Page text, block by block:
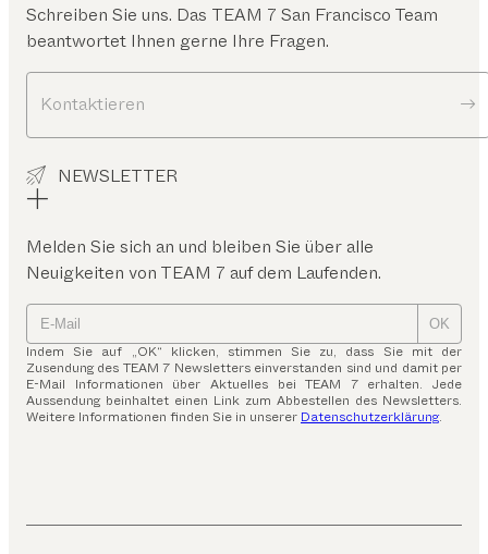
Schreiben Sie uns. Das TEAM 7 San Francisco Team
beantwortet Ihnen gerne Ihre Fragen.
Kontaktieren
NEWSLETTER
Melden Sie sich an und bleiben Sie über alle
Neuigkeiten von TEAM 7 auf dem Laufenden.
OK
Indem Sie auf „OK“ klicken, stimmen Sie zu, dass Sie mit der
Zusendung des TEAM 7 Newsletters einverstanden sind und damit per
E-Mail Informationen über Aktuelles bei TEAM 7 erhalten. Jede
Aussendung beinhaltet einen Link zum Abbestellen des Newsletters.
Weitere Informationen finden Sie in unserer Datenschutzerklärung.